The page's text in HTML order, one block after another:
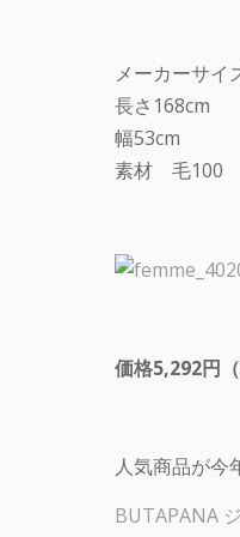
メーカーサイ
長さ168cm
幅53cm
素材 毛100
価格5,292円（
人気商品が今
BUTAPANA